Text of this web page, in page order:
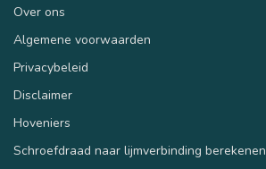
Over ons
Algemene voorwaarden
Privacybeleid
Disclaimer
Hoveniers
Schroefdraad naar lijmverbinding berekenen